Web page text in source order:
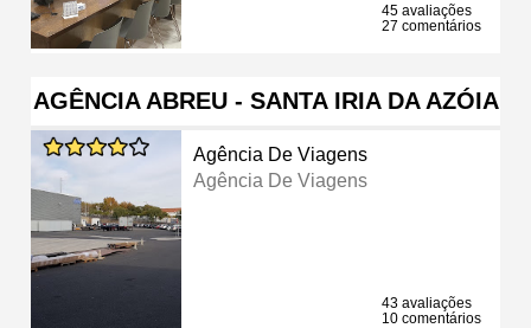
45 avaliações
27 comentários
AGÊNCIA ABREU - SANTA IRIA DA AZÓIA
Agência De Viagens
Agência De Viagens
43 avaliações
10 comentários